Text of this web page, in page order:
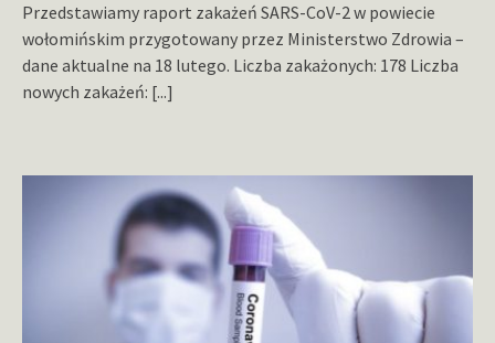
Przedstawiamy raport zakażeń SARS-CoV-2 w powiecie
wołomińskim przygotowany przez Ministerstwo Zdrowia –
dane aktualne na 18 lutego. Liczba zakażonych: 178 Liczba
nowych zakażeń: [...]